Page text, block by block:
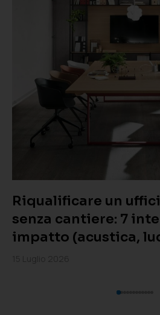
Riqualificare un
senza cantiere: 7
impatto (acustica,